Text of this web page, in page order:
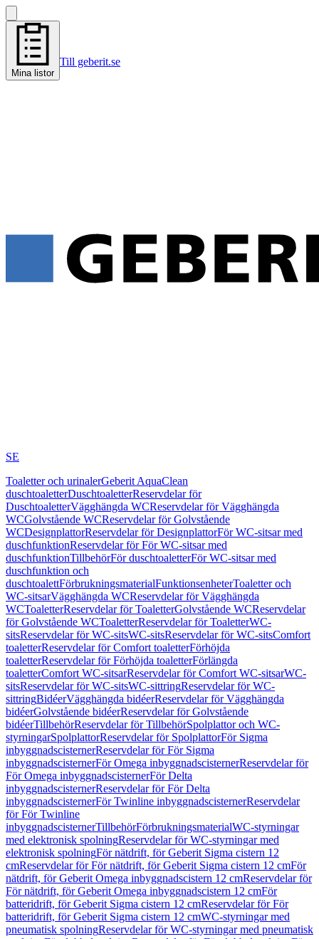
Mina listor
Till geberit.se
SE
Toaletter och urinalerGeberit AquaClean
duschtoaletterDuschtoaletterReservdelar för
DuschtoaletterVägghängda WCReservdelar för Vägghängda
WCGolvstående WCReservdelar för Golvstående
WCDesignplattorReservdelar för DesignplattorFör WC-sitsar med
duschfunktionReservdelar för För WC-sitsar med
duschfunktionTillbehörFör duschtoaletterFör WC-sitsar med
duschfunktion och
duschtoalettFörbrukningsmaterialFunktionsenheterToaletter och
WC-sitsarVägghängda WCReservdelar för Vägghängda
WCToaletterReservdelar för ToaletterGolvstående WCReservdelar
för Golvstående WCToaletterReservdelar för ToaletterWC-
sitsReservdelar för WC-sitsWC-sitsReservdelar för WC-sitsComfort
toaletterReservdelar för Comfort toaletterFörhöjda
toaletterReservdelar för Förhöjda toaletterFörlängda
toaletterComfort WC-sitsarReservdelar för Comfort WC-sitsarWC-
sitsReservdelar för WC-sitsWC-sittringReservdelar för WC-
sittringBidéerVägghängda bidéerReservdelar för Vägghängda
bidéerGolvstående bidéerReservdelar för Golvstående
bidéerTillbehörReservdelar för TillbehörSpolplattor och WC-
styrningarSpolplattorReservdelar för SpolplattorFör Sigma
inbyggnadscisternerReservdelar för För Sigma
inbyggnadscisternerFör Omega inbyggnadscisternerReservdelar för
För Omega inbyggnadscisternerFör Delta
inbyggnadscisternerReservdelar för För Delta
inbyggnadscisternerFör Twinline inbyggnadscisternerReservdelar
för För Twinline
inbyggnadscisternerTillbehörFörbrukningsmaterialWC-styrningar
med elektronisk spolningReservdelar för WC-styrningar med
elektronisk spolningFör nätdrift, för Geberit Sigma cistern 12
cmReservdelar för För nätdrift, för Geberit Sigma cistern 12 cmFör
nätdrift, för Geberit Omega inbyggnadscistern 12 cmReservdelar för
För nätdrift, för Geberit Omega inbyggnadscistern 12 cmFör
batteridrift, för Geberit Sigma cistern 12 cmReservdelar för För
batteridrift, för Geberit Sigma cistern 12 cmWC-styrningar med
pneumatisk spolningReservdelar för WC-styrningar med pneumatisk